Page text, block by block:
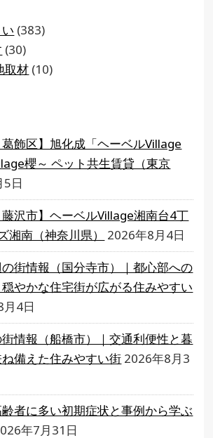
(383)
(30)
取材 (10)
葛飾区】旭化成「ヘーベルVillage
櫻～ ペット共生賃貸（東京
日
藤沢市】ヘーベルVillage湘南台4丁
南（神奈川県）
2026年8月4日
街情報（国分寺市）｜都心部への
やかな住宅街が広がる住みやすい
4日
情報（船橋市）｜交通利便性と暮
備えた住みやすい街 2026年8月3
者に多い初期症状と事例から学ぶ
年7月31日